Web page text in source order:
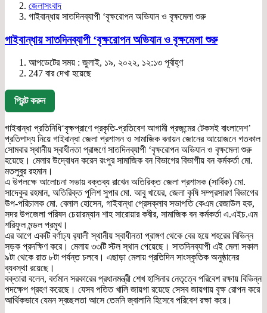
জেলাসংবাদ
গাইবান্ধায় সাতদিনব্যাপী ‘বৃক্ষরোপন অভিযান ও বৃক্ষমেলা শুরু
গাইবান্ধায় সাতদিনব্যাপী ‘বৃক্ষরোপন অভিযান ও বৃক্ষমেলা শুরু
আপডেটের সময় : জুলাই, ১৯, ২০২২, ১২:১৩ পূর্বাহ্ণ
247 বার দেখা হয়েছে
প্রিন্ট করুন
গাইবান্ধা প্রতিনিধি‘বৃক্ষপ্রাণে প্রকৃতি-প্রতিবেশ আগামী প্রজন্মের টেকসই বাংলাদেশ’
প্রতিপাদ্য নিয়ে গাইবান্ধা জেলা প্রশাসন ও সামাজিক বনায়ন জোনের আয়োজনে গতকাল
সোমবার স্থানীয় স্বাধীনতা প্রাঙ্গণে সাতদিনব্যাপী ‘বৃক্ষরোপন অভিযান ও বৃক্ষমেলা শুরু
হয়েছে। মেলার উদ্বোধন করেন রংপুর সামাজিক বন বিভাগের বিভাগীয় বন কর্মকর্তা মো.
মতলুবুর রহমান।
এ উপলক্ষে আলোচনা সভায় বক্তব্য রাখেন অতিরিক্ত জেলা প্রশাসক (সার্বিক) মো.
সাদেকুর রহমান, অতিরিক্ত পুলিশ সুপার মো. আবু খায়ের, জেলা কৃষি সম্প্রসারণ বিভাগের
উপ-পরিচালক মো. বেলাল হোসেন, গাইবান্ধা প্রেসক্লাব সভাপতি কেএম রেজাউল হক,
সদর উপজেলা পরিষদ চেয়ারম্যান শাহ সারোয়ার কবীর, সামাজিক বন কর্মকর্তা এ.এইচ.এম
শরিফুল মন্ডল প্রমুখ।
এর আগে একটি বর্ণাঢ্য র‌্যালী স্থানীয় স্বাধীনতা প্রাঙ্গণ থেকে বের হয়ে শহরের বিভিন্ন
সড়ক প্রদক্ষিণ করে। মেলায় ৩৩টি স্টল স্থান পেয়েছে। সাতদিনব্যাপী এই মেলা সকাল
৯টা থেকে রাত ৮টা পর্যন্ত চলবে। এছাড়া মেলায় প্রতিদিন সাংস্কৃতিক অনুষ্ঠানের
ব্যবস্থা রয়েছে।
বক্তারা বলেন, বর্তমান সরকারের প্রধানমন্ত্রী শেখ হাসিনার নেতৃত্বে পরিবেশ রক্ষায় বিভিন্ন
পদক্ষেপ গ্রহণ করেছে। যেসব পতিত খালি জায়গা রয়েছে সেসব জায়গায় বৃক্ষ রোপন করে
আর্থিকভাবে যেমন স্বচ্ছলতা আসে তেমনি জ্বালানি হিসেবে পরিবেশ রক্ষা করে।